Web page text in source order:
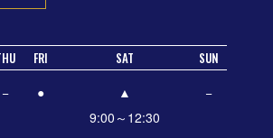
FRI SAT SUN
− ●
▲
9:00～12:30
−